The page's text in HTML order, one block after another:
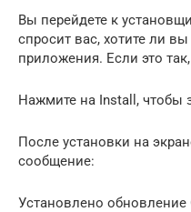
Вы перейдете к
спросит вас, хотите ли
приложения. Если это
Нажмите на Install, чтобы
После установки на
сообщение:
Установлено обновление